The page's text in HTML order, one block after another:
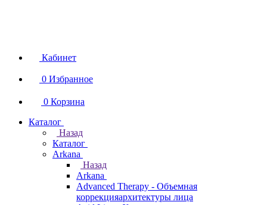
Кабинет
0 Избранное
0 Корзина
Каталог
Назад
Каталог
Arkana
Назад
Arkana
Advanced Therapy - Объемная
коррекцияархитектуры лица